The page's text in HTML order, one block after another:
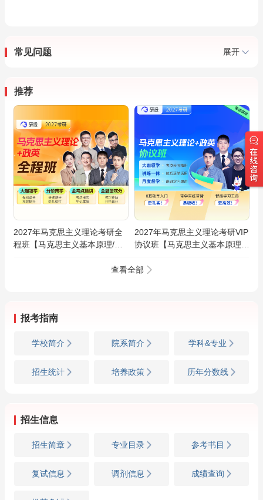
常见问题 展开
推荐
2027年马克思主义理论考研全
程班【马克思主义基本原理/马
2027年马克思主义理论考研VIP
协议班【马克思主义基本原理/
育/马克思主义发展史】
查看全部
报考指南
学校简介 院系简介 学科&专业
招生统计 培养政策 历年分数线
招生信息
招生简章 专业目录 参考书目
复试信息 调剂信息 成绩查询